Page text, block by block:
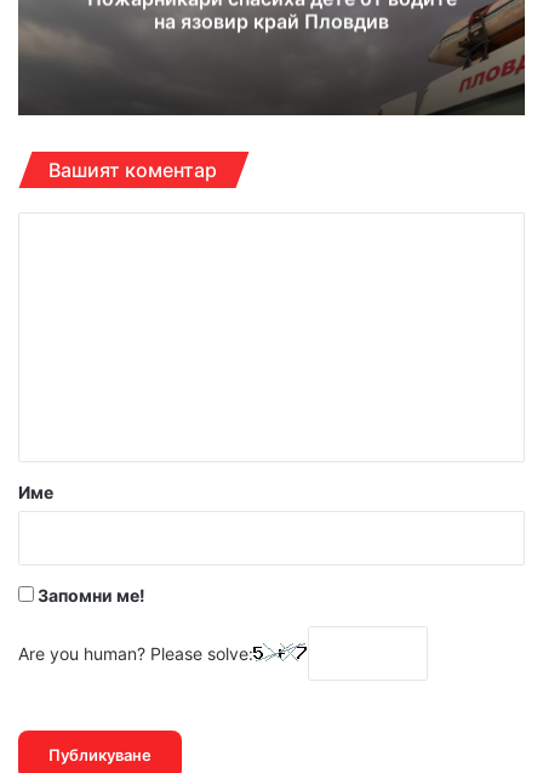
на язовир край Пловдив
Вашият коментар
р
Име
Запомни ме!
Are you human? Please solve: